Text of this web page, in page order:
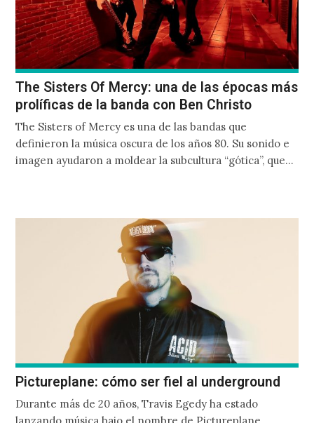
The Sisters Of Mercy: una de las épocas más
prolíficas de la banda con Ben Christo
The Sisters of Mercy es una de las bandas que
definieron la música oscura de los años 80. Su sonido e
imagen ayudaron a moldear la subcultura “gótica”, que
Pictureplane: cómo ser fiel al underground
Durante más de 20 años, Travis Egedy ha estado